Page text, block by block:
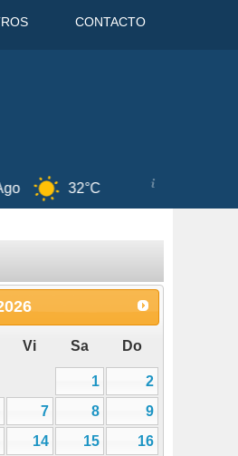
CONTACTO
11 Ago
Vi Sa Do
1
2
7 8
9
14 15
16